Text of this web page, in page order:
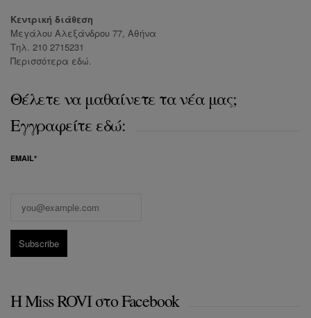
Κεντρική διάθεση
Μεγάλου Αλεξάνδρου 77, Αθήνα
Τηλ. 210 2715231
Περισσότερα εδώ.
Θέλετε να μαθαίνετε τα νέα μας;
Εγγραφείτε εδώ:
EMAIL*
Η Miss ROVI στο Facebook